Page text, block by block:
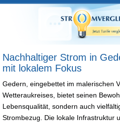
Nachhaltiger Strom in
mit lokalem Fokus
Gedern, eingebettet im malerischen
Wetteraukreises, bietet seinen
Lebensqualität, sondern auch
Strombezug. Die lokale Infrastruktur